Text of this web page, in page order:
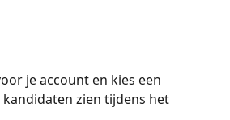
je account en kies een
zien tijdens het